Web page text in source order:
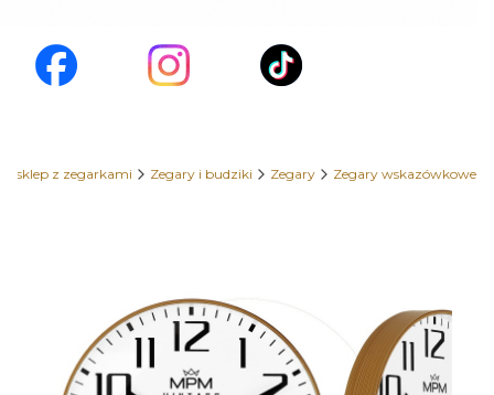
sklep z zegarkami Zegary i budziki Zegary Zegary wskazówkowe